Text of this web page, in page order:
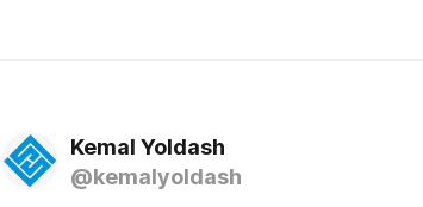
Kemal Yoldash
@kemalyoldash